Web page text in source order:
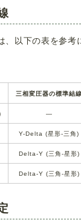
、以下の表を参考
三相変圧器の標準結
—
Y-Delta (星形-三角)
Delta-Y (三角-星形)
Delta-Y (三角-星形)